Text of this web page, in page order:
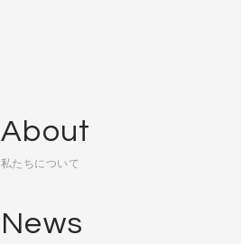
About
私たちについて
News